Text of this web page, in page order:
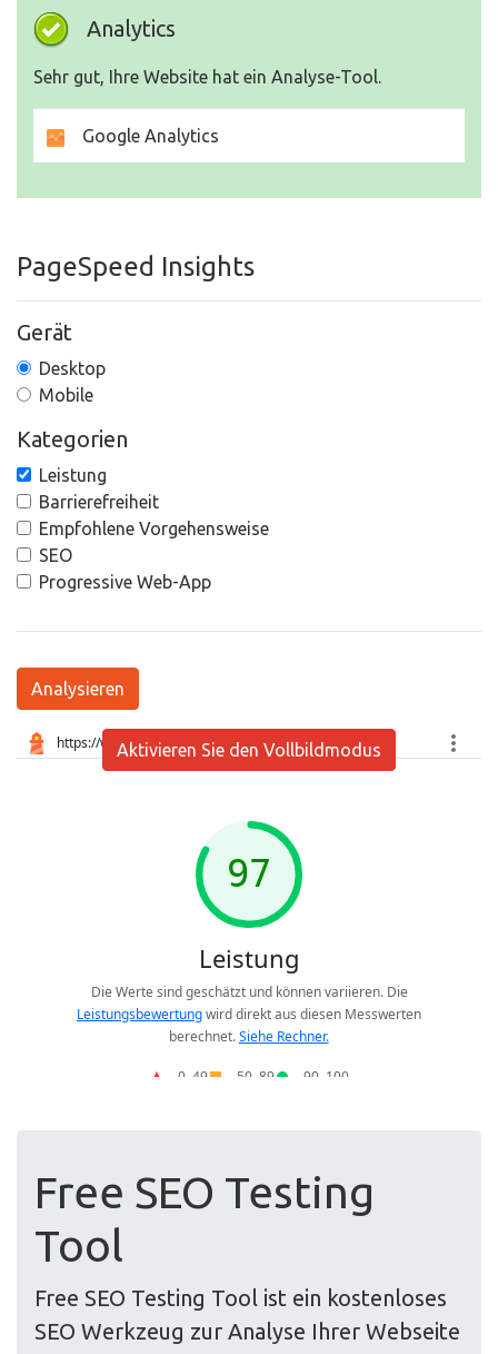
Analytics
Sehr gut, Ihre Website hat ein Analyse-Tool.
Google Analytics
PageSpeed Insights
Gerät
Desktop
Mobile
Kategorien
Leistung
Barrierefreiheit
Empfohlene Vorgehensweise
SEO
Progressive Web-App
Analysieren
Aktivieren Sie den Vollbildmodus
Free SEO Testing
Tool
Free SEO Testing Tool ist ein kostenloses
SEO Werkzeug zur Analyse Ihrer Webseite